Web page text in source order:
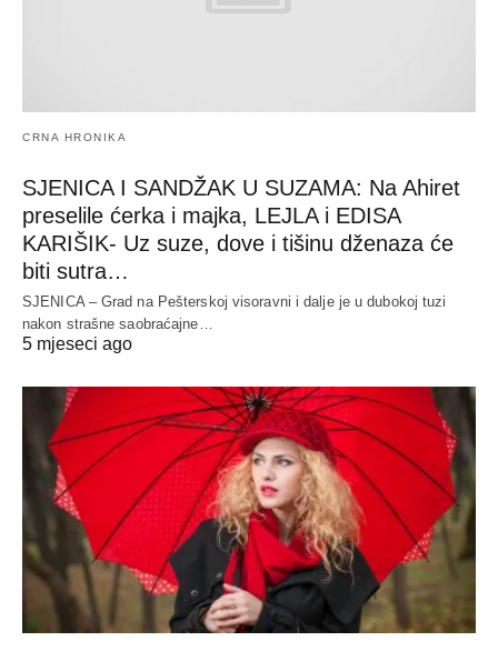
CRNA HRONIKA
SJENICA I SANDŽAK U SUZAMA: Na Ahiret
preselile ćerka i majka, LEJLA i EDISA
KARIŠIK- Uz suze, dove i tišinu dženaza će
biti sutra…
SJENICA – Grad na Pešterskoj visoravni i dalje je u dubokoj tuzi
nakon strašne saobraćajne…
5 mjeseci ago